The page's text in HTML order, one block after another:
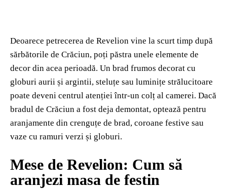
Deoarece petrecerea de Revelion vine la scurt timp după
sărbătorile de Crăciun, poți păstra unele elemente de
decor din acea perioadă. Un brad frumos decorat cu
globuri aurii și argintii, steluțe sau luminițe strălucitoare
poate deveni centrul atenției într-un colț al camerei. Dacă
bradul de Crăciun a fost deja demontat, optează pentru
aranjamente din crenguțe de brad, coroane festive sau
vaze cu ramuri verzi și globuri.
Mese de Revelion: Cum să
aranjezi masa de festin